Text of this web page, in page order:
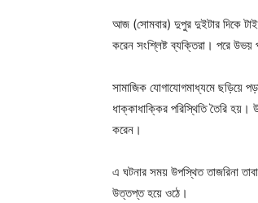
আজ (সোমবার) দুপুর দুইটার দিকে
করেন সংশ্লিষ্ট ব্যক্তিরা। পরে উভয়
সামাজিক যোগাযোগমাধ্যমে ছড়িয়ে
ধাক্কাধাক্কির পরিস্থিতি তৈরি
করেন।
এ ঘটনার সময় উপস্থিত তাজরিনা
উত্তপ্ত হয়ে ওঠে।